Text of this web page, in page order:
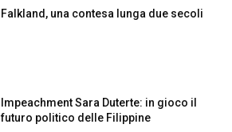
Falkland, una contesa lunga due secoli
Impeachment Sara Duterte: in gioco il
futuro politico delle Filippine